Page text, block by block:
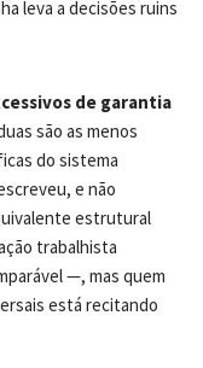
leva a decisões ruins
de garantia
são as menos
do sistema
e não
estrutural
trabalhista
—, mas quem
está recitando